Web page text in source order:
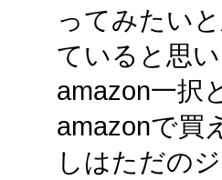
ってみたい
ていると思
amazon一択
amazonで買
しはただの